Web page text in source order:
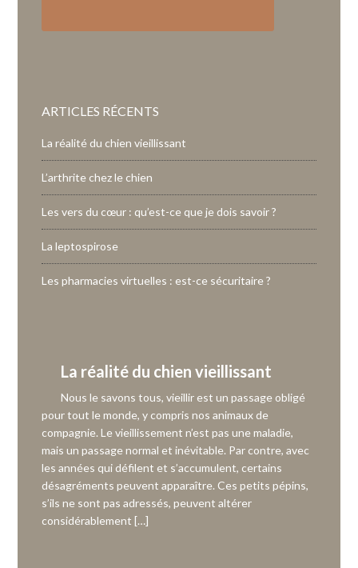
ARTICLES RÉCENTS
La réalité du chien vieillissant
L’arthrite chez le chien
Les vers du cœur : qu’est-ce que je dois savoir ?
La leptospirose
Les pharmacies virtuelles : est-ce sécuritaire ?
La réalité du chien vieillissant
Nous le savons tous, vieillir est un passage obligé
pour tout le monde, y compris nos animaux de
compagnie. Le vieillissement n’est pas une maladie,
mais un passage normal et inévitable. Par contre, avec
les années qui défilent et s’accumulent, certains
désagréments peuvent apparaître. Ces petits pépins,
s’ils ne sont pas adressés, peuvent altérer
considérablement […]